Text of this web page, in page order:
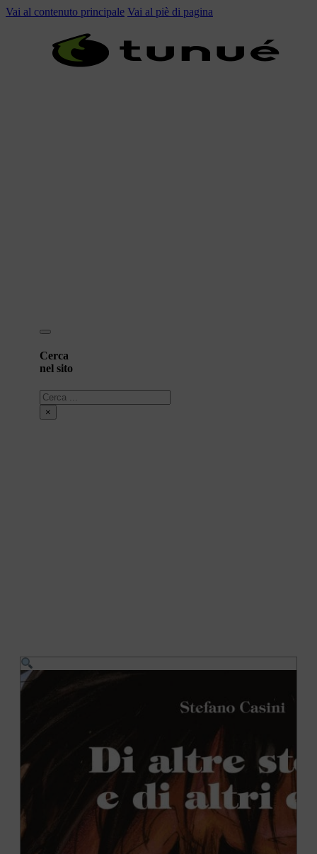
Vai al contenuto principale Vai al piè di pagina
Cerca
nel sito
Cerca
×